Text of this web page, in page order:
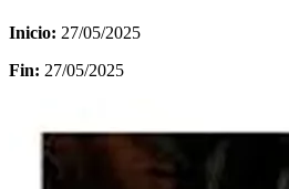
Inicio: 27/05/2025
Fin: 27/05/2025